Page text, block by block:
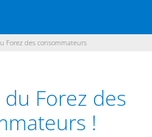
DE VENTE
Forez des consommateurs
Forez des
!